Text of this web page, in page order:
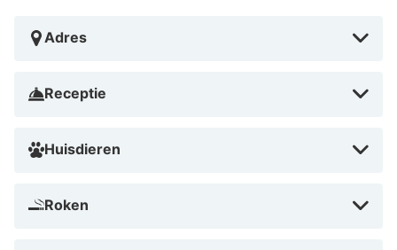
Adres
Receptie
Huisdieren
Roken